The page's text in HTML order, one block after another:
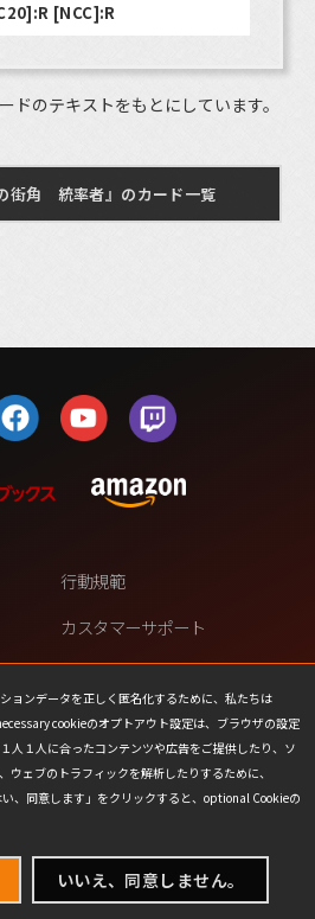
[NCC]:R
ドのテキストをもとにしています。
街角 統率者』のカード一覧
ョンデータを正しく匿名化するために、私たちは
cookieのオプトアウト設定は、ブラウザの設定
人１人に合ったコンテンツや広告をご提供したり、ソ
ウェブのトラフィックを解析したりするために、
、同意します」をクリックすると、optional Cookieの
いいえ、同意しません。
行動規範
カスタマーサポート
ー
個人情報の販売や共有を許可し
ない
プレスリリース
お問い合わせ